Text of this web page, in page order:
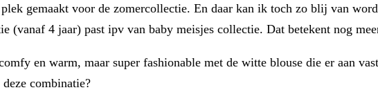
gemaakt voor de zomercollectie. En daar kan ik toch zo blij van
(vanaf 4 jaar) past ipv van baby meisjes collectie. Dat betekent nog
en warm, maar super fashionable met de witte blouse die er aan
combinatie?